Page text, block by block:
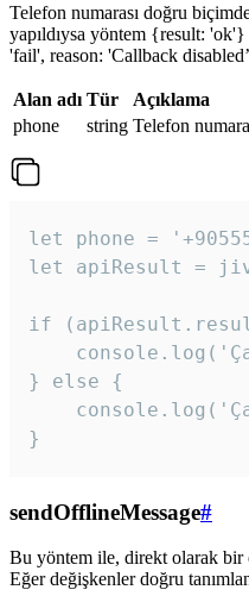
Telefon numarası doğru
yapıldıysa yöntem {result:
'fail', reason: 'Callback
Alan adı Tür
Açıklama
phone
string Telefon
let phone =
let apiResult =
if
} else {
}
sendOfflineMessage#
Bu yöntem ile, direkt olarak bir
Eğer değişkenler doğru